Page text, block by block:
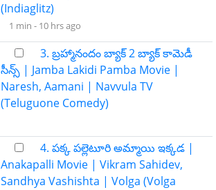
(Indiaglitz)
1 min - 10 hrs ago
3. బ్రహ్మానందం బ్యాక్ 2 బ్యాక్ కామెడీ
సీన్స్ | Jamba Lakidi Pamba Movie |
Naresh, Aamani | Navvula TV
(Teluguone Comedy)
4. పక్క పల్లెటూరి అమ్మాయి ఇక్కడ |
Anakapalli Movie | Vikram Sahidev,
Sandhya Vashishta | Volga (Volga